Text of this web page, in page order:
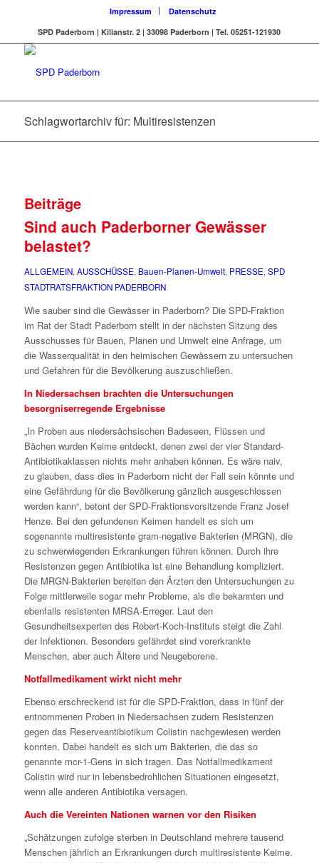
Impressum
Datenschutz
SPD Paderborn | Kilianstr. 2 | 33098 Paderborn | Tel. 05251-121930
Schlagwortarchiv für: Multiresistenzen
Beiträge
Sind auch Paderborner Gewässer
belastet?
ALLGEMEIN, AUSSCHÜSSE, Bauen-Planen-Umwelt, PRESSE, SPD
STADTRATSFRAKTION PADERBORN
Wie sauber sind die Gewässer in Paderborn? Die SPD-Fraktion
im Rat der Stadt Paderborn stellt in der nächsten Sitzung des
Ausschusses für Bauen, Planen und Umwelt eine Anfrage, um
die Wasserqualität in den heimischen Gewässern zu untersuchen
und Gefahren für die Bevölkerung auszuschließen.
In Niedersachsen brachten die Untersuchungen
besorgniserregende Ergebnisse
„In Proben aus niedersächsischen Badeseen, Flüssen und
Bächen wurden Keime entdeckt, denen zwei der vier Standard-
Antibiotikaklassen nichts mehr anhaben können. Es wäre naiv,
zu glauben, dass dies in Paderborn nicht der Fall sein könnte und
eine Gefährdung für die Bevölkerung gänzlich ausgeschlossen
werden kann“, betont der SPD-Fraktionsvorsitzende Franz Josef
Henze. Bei den gefundenen Keimen handelt es sich um
sogenannte multiresistente gram-negative Bakterien (MRGN), die
zu schwerwiegenden Erkrankungen führen können. Durch ihre
Resistenzen gegen Antibiotika ist eine Behandlung kompliziert.
Die MRGN-Bakterien bereiten den Ärzten den Untersuchungen zu
Folge mittlerweile sogar mehr Probleme, als die bekannten und
ebenfalls resistenten MRSA-Erreger. Laut den
Gesundheitsexperten des Robert-Koch-Instituts steigt die Zahl
der Infektionen. Besonders gefährdet sind vorerkrankte
Menschen, aber auch Ältere und Neugeborene.
Notfallmedikament wirkt nicht mehr
Ebenso erschreckend ist für die SPD-Fraktion, dass in fünf der
entnommenen Proben in Niedersachsen zudem Resistenzen
gegen das Reserveantibiotikum Colistin nachgewiesen werden
konnten. Dabei handelt es sich um Bakterien, die das so
genannte mcr-1-Gens in sich tragen. Das Notfallmedikament
Colistin wird nur in lebensbedrohlichen Situationen eingesetzt,
wenn alle anderen Antibiotika versagen.
Auch die Vereinten Nationen warnen vor den Risiken
„Schätzungen zufolge sterben in Deutschland mehrere tausend
Menschen jährlich an Erkrankungen durch multiresistente Keime.